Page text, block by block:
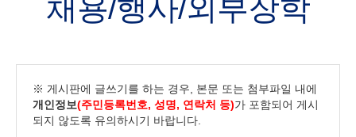
채용/행사/외부장학
※ 게시판에 글쓰기를 하는 경우, 본문 또는 첨부파일 내에
개인정보(주민등록번호, 성명, 연락처 등)가 포함되어 게시
되지 않도록 유의하시기 바랍니다.